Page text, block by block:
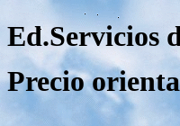
Ed.Servicios
Precio